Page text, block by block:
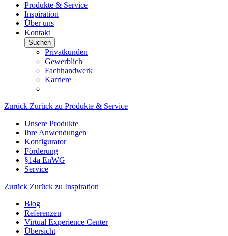
Produkte & Service
Inspiration
Über uns
Kontakt
Suchen
Privatkunden
Gewerblich
Fachhandwerk
Karriere
Zurück Zurück zu Produkte & Service
Unsere Produkte
Ihre Anwendungen
Konfigurator
Förderung
§14a EnWG
Service
Zurück Zurück zu Inspiration
Blog
Referenzen
Virtual Experience Center
Übersicht